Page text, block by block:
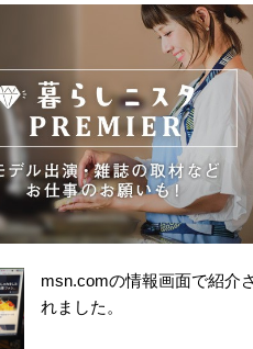
msn.comの情報画面で紹介さ
れました。